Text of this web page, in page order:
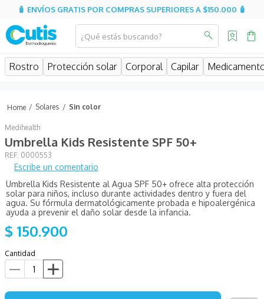
🧴 ENVÍOS GRATIS POR COMPRAS SUPERIORES A $150.000 🧴
¿Qué estás buscando?
Rostro Protección solar Corporal Capilar
Solares Sin color
Medihealth
Umbrella Kids Resistente SPF 50+
: 0000553
Escribe un comentario
Umbrella Kids Resistente al Agua SPF 50+ ofrece alta protección
solar para niños, incluso durante actividades dentro y fuera del
agua. Su fórmula dermatológicamente probada e hipoalergénica
ayuda a prevenir el daño solar desde la infancia.
$ 150.900
Cantidad
MÁS BUSCADOS